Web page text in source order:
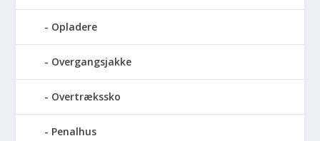
Opladere
Overgangsjakke
Overtrækssko
Penalhus